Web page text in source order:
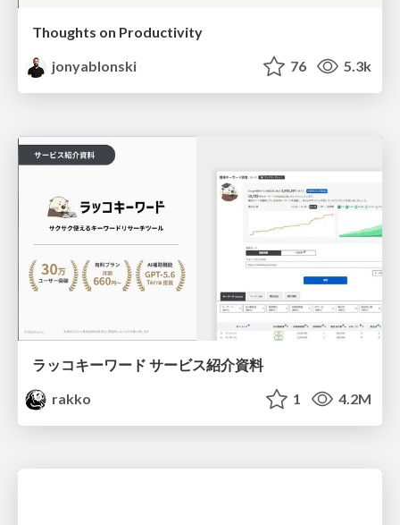
Thoughts on Productivity
jonyablonski
76 5.3k
ラッコキーワード サービス紹介資料
rakko
1 4.2M